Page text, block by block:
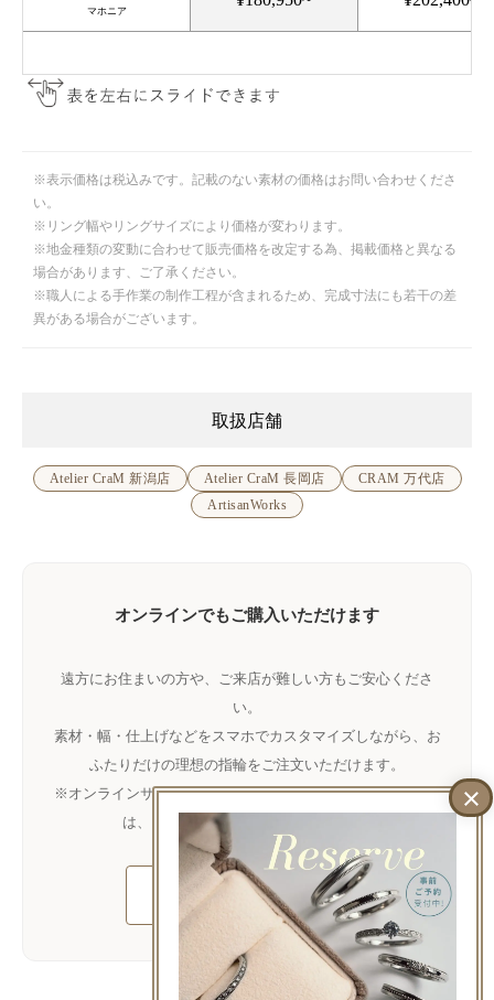
※表示価格は税込みです。記載のない素材の価格はお問い合わせくださ
い。
※リング幅やリングサイズにより価格が変わります。
※地金種類の変動に合わせて販売価格を改定する為、掲載価格と異なる
場合があります、ご了承ください。
※職人による手作業の制作工程が含まれるため、完成寸法にも若干の差
異がある場合がございます。
取扱店舗
Atelier CraM 新潟店 Atelier CraM 長岡店
CRAM 万代店
ArtisanWorks
オンラインでもご購入いただけます
遠方にお住まいの方や、ご来店が難しい方もご安心くださ
い。
素材・幅・仕上げなどをスマホでカスタマイズしながら、お
ふたりだけの理想の指輪をご注文いただけます。
※オンラインサイトでお取り扱いのない幅やオプション加工
は、
にてお問い合わせください。
鍛造オンラインショップ